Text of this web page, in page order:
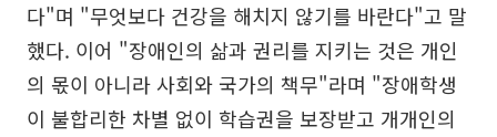
다"며 "무엇보다 건강을 해치지 않기를 바란다"고 말
했다. 이어 "장애인의 삶과 권리를 지키는 것은 개인
의 몫이 아니라 사회와 국가의 책무"라며 "장애학생
이 불합리한 차별 없이 학습권을 보장받고 개개인의